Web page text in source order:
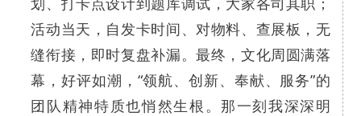
活动当天，自发卡时间、对物料、查展板，无
缝衔接，即时复盘补漏。最终，文化周圆满落
幕，好评如潮，“领航、创新、奉献、服务”的
团队精神特质也悄然生根。那一刻我深深明